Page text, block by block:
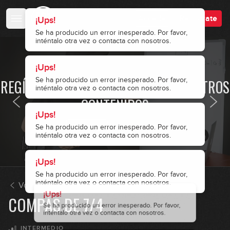
¡Ups!
Se ha producido un error inesperado. Por favor,
inténtalo otra vez o contacta con nosotros.
¡Ups!
Se ha producido un error inesperado. Por favor,
inténtalo otra vez o contacta con nosotros.
¡Ups!
Se ha producido un error inesperado. Por favor,
inténtalo otra vez o contacta con nosotros.
¡Ups!
¡Ups!
¡Ups!
Regístrate
REGÍSTRATE Y ACCEDE A TODOS NUESTROS
CONTENIDOS
Accede Regístrate
Volver a Ritmo
COMPÁS DE 7/4
INTERMEDIO
1
07:52
Dividir el compás en 4
GRATIS
Dividir el compás en 8